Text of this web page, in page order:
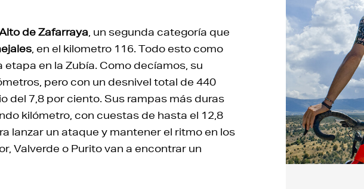
de Zafarraya , un segunda categoría que
, en el kilometro 116. Todo esto como
etapa en la Zubía. Como decíamos, su
pero con un desnivel total de 440
del 7,8 por ciento. Sus rampas más duras
kilómetro, con cuestas de hasta el 12,8
lanzar un ataque y mantener el ritmo en los
Valverde o Purito van a encontrar un